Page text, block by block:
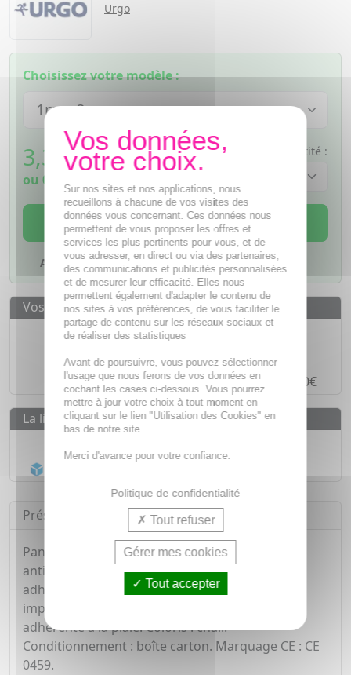
Urgo
Choisissez votre modèle :
3,39€ TTC
ou 0,85€
Quantité :
AJOUTER AU PANIER
Ajouter à mes favoris
Vos avantages
Des prixIMBATTABLES
Paiement en ligneSÉCURISÉ
Paiement en4 fois sans fraisà partir de 30€
La livraison
Présentation
Pansement bande à découper
antiseptique. Extensible tous sens, aéré, masse
adhésive hypoallergénique, compresse centrale
imprégnée de chlorure de benzalkonium, non
adhérente à la plaie. Coloris : chair.
Conditionnement : boîte carton. Marquage CE : CE
0459.
Sur nos sites et nos applications, nous
recueillons à chacune de vos visites des
données vous concernant. Ces données nous
permettent de vous proposer les offres et
services les plus pertinents pour vous, et de
vous adresser, en direct ou via des partenaires,
des communications et publicités personnalisées
et de mesurer leur efficacité. Elles nous
permettent également d'adapter le contenu de
nos sites à vos préférences, de vous faciliter le
partage de contenu sur les réseaux sociaux et
de réaliser des statistiques
Avant de poursuivre, vous pouvez sélectionner
l'usage que nous ferons de vos données en
cochant les cases ci-dessous. Vous pourrez
mettre à jour votre choix à tout moment en
cliquant sur le lien "Utilisation des Cookies" en
bas de notre site.
Merci d'avance pour votre confiance.
Politique de confidentialité
Tout refuser
Gérer mes cookies
Tout accepter